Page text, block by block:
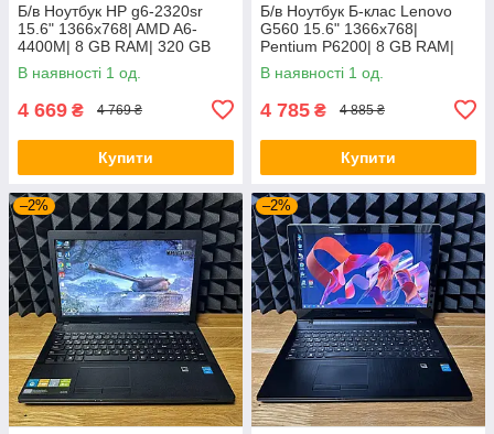
Б/в Ноутбук HP g6-2320sr
15.6" 1366x768| AMD A6-
4400M| 8 GB RAM| 320 GB
HDD| Radeon HD 7520G
В наявності 1 од.
4 669 ₴ 4 769 ₴
Купити
Б/в Ноутбук Б-клас Lenovo
G560 15.6" 1366x768|
Pentium P6200| 8 GB RAM|
120 GB SSD| HD
В наявності 1 од.
4 785 ₴ 4 885 ₴
Купити
–2% –2%